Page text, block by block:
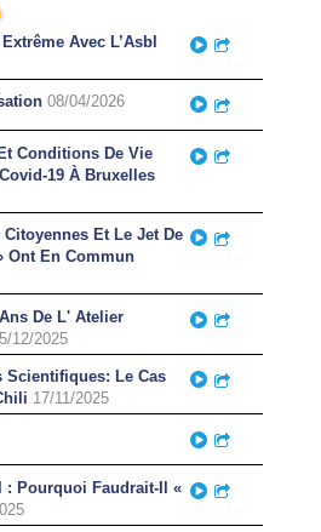
Avec L’Asbl
Play
08/04/2026 Play
Conditions De Vie
19 À Bruxelles
Play
Et Le Jet De
Ont En Commun
Play
De L' Atelier
12/2025
Play
Scientifiques: Le Cas
17/11/2025
Play
Play
: Pourquoi Faudrait-Il «
Play